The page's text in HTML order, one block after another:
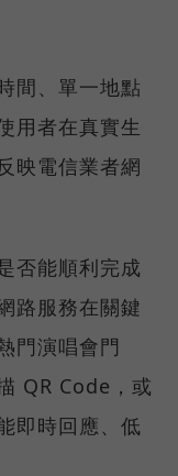
間、單一地點
用者在真實生
映電信業者網
否能順利完成
路服務在關鍵
門演唱會門
QR Code，或
即時回應、低